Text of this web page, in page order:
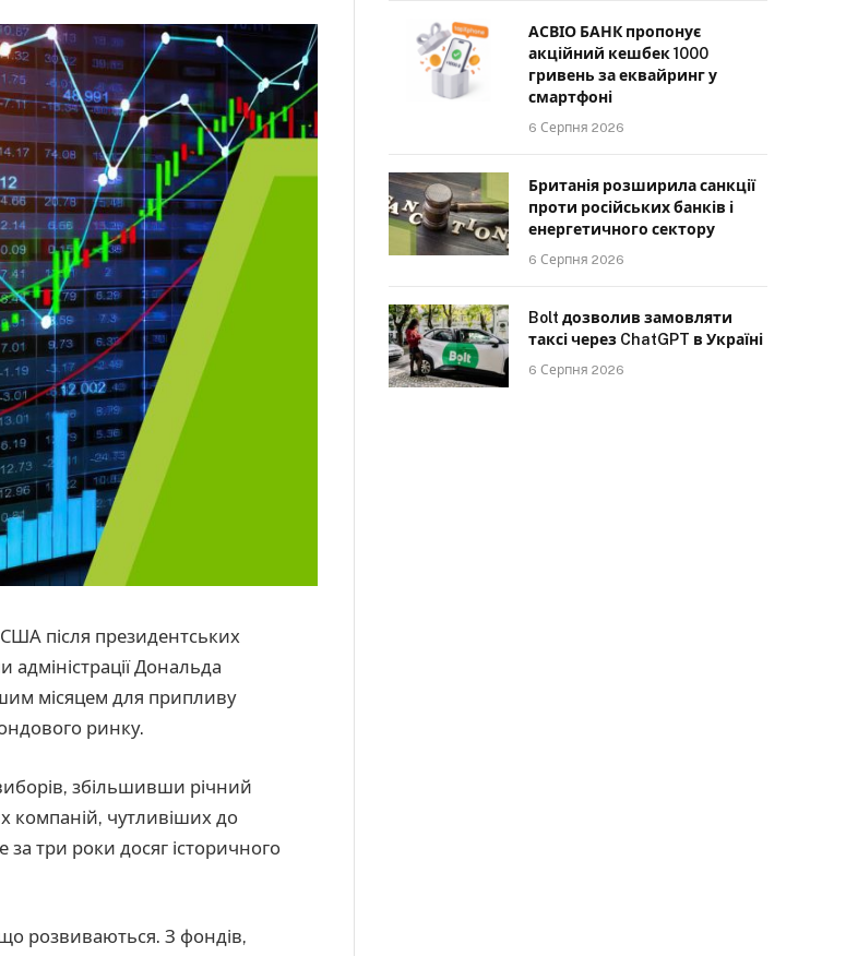
після президентських
Дональда
місяцем для припливу
ринку.
збільшивши річний
компаній, чутливіших до
три роки досяг історичного
розвиваються. З фондів,
АСВІО БАНК пропонує
акційний кешбек 1000
гривень за еквайринг у
смартфоні
6 Серпня 2026
Британія розширила санкції
проти російських банків і
енергетичного сектору
6 Серпня 2026
Bolt дозволив замовляти
таксі через ChatGPT в Україні
6 Серпня 2026